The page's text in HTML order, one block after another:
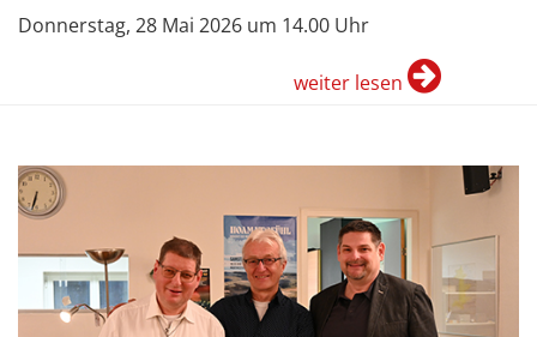
Donnerstag, 28 Mai 2026 um 14.00 Uhr
weiter lesen